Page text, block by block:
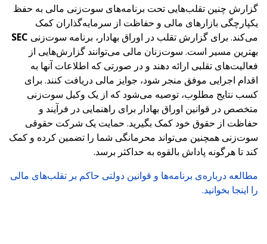
گزارش چنین تقلب‌هایی تحت برنامه‌های سوت‌زنی مالی به حفظ
یکپارچگی بازارهای مالی و حفاظت از سرمایه‌گذاران کمک
می‌کند. برای گزارش تقلب در اوراق بهادار، برنامه سوت‌زنی SEC
بهترین مسیر است. سوت‌زنان مالی می‌توانند گزارش‌هایی از
فعالیت‌های تقلبی ارائه دهند و در صورتی که اطلاعات آنها به
اقدام اجرایی موفق منجر شود، جوایز مالی دریافت کنند. برای
کسب نتایج مطلوب، توصیه می‌شود که از یک وکیل سوت‌زنی
متخصص در قوانین اوراق بهادار برای راهنمایی در فرآیند و
حفاظت از حقوق خود کمک بگیرید. حمایت یک شرکت حقوقی
سوت‌زنی همچنین می‌تواند محرمانگی شما را تضمین کرده و کمک
کند تا هرگونه پاداش بالقوه به حداکثر برسد.
مطالعه درباره‌ی برنامه‌ها و قوانین دولتی حاکم بر تقلب‌های مالی
را اینجا بخوانید.